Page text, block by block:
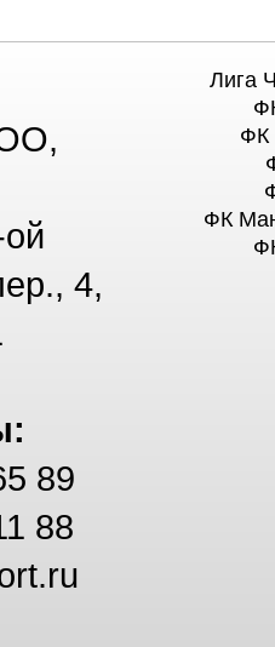
4,
89
88
Лига
ФК
ФК